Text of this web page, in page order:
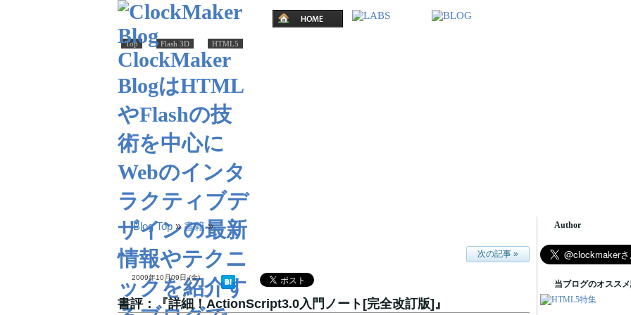
Top Flash 3D HTML5
Blog Top »書籍»
次の記事 »
2009年10月09日 (金)
書評：『詳細！ActionScript3.0入門ノート[完全改訂版]』
Author
当ブログのオスス